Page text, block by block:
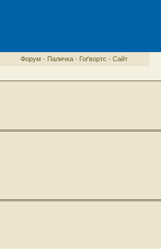
Форум · Паличка· Гоґвортс · Сайт